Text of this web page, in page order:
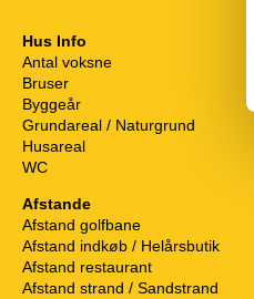
Hus Info
Antal voksne
Bruser
Byggeår
Grundareal / Naturgrund
Husareal
WC
Afstande
Afstand golfbane
Afstand indkøb / Helårsbutik
Afstand restaurant
Afstand strand / Sandstrand